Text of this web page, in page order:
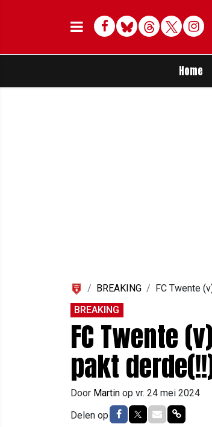
Facebook
BlueskyThreadsTwitter
Home
BREAKING
FC Twente
BREAKING
FC Twente
pakt
Door Martin op vr. 24 mei 2024
Delen op Delen op Facebook
Delen op Twitter
Delen via
Delen